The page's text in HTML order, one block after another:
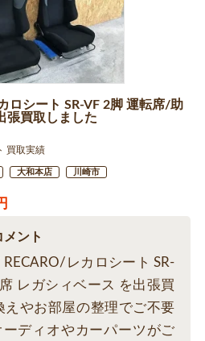
ロシート SR-VF 2脚 運転席/助
張買取しました
買取実績
大和本店 川崎市
ント
レカロシート SR-
レガシィベース を出張買
えやお部屋の整理でご不要
ディオやカーパーツがご